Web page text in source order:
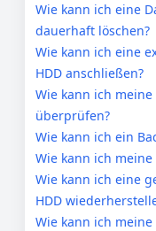
Wie kann ich eine
dauerhaft löschen?
Wie kann ich eine
HDD anschließen?
Wie kann ich
überprüfen?
Wie kann ich ein
Wie kann ich
Wie kann ich eine
HDD
Wie kann ich